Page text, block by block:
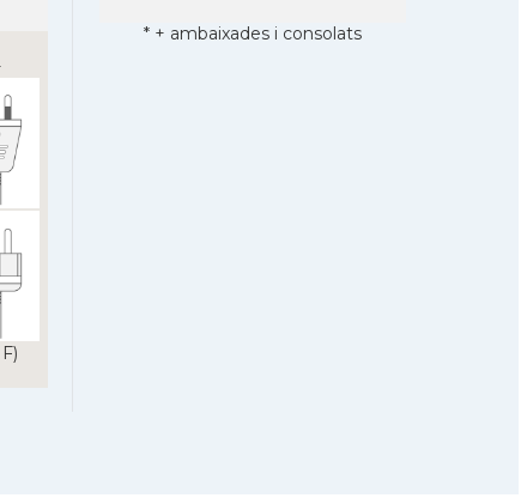
* + ambaixades i consolats